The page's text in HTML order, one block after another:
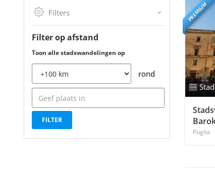
Filters
Filter op afstand
Toon alle stadswandelingen op
rond
PREMIUM
Puglia